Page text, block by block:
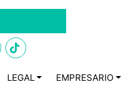
LEGAL EMPRESARIO